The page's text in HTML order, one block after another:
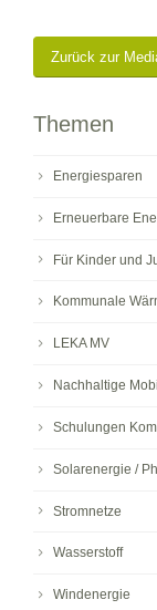
Zurück zur
Themen
Energiesparen
Erneuerbare
Für Kinder und
Kommunale
LEKA MV
Nachhaltige
Schulungen
Solarenergie /
Stromnetze
Wasserstoff
Windenergie